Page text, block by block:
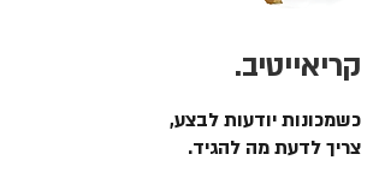
קריאייטיב.
כשמכונות יודעות לבצע,
צריך לדעת מה להגיד.